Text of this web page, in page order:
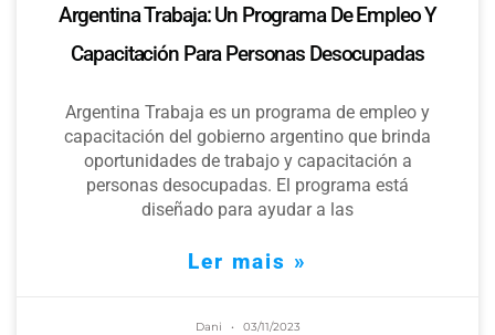
Argentina Trabaja: Un Programa De Empleo Y
Capacitación Para Personas Desocupadas
Argentina Trabaja es un programa de empleo y
capacitación del gobierno argentino que brinda
oportunidades de trabajo y capacitación a
personas desocupadas. El programa está
diseñado para ayudar a las
Ler mais »
Dani 03/11/2023